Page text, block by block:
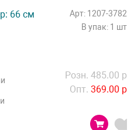
66 см
Арт: 1207-3782
В упак: 1 шт
Розн. 485.00 р
Опт. 369.00 р